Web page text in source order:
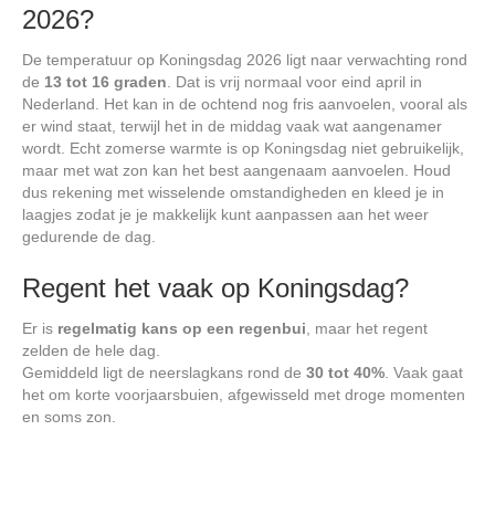
2026?
De temperatuur op Koningsdag 2026 ligt naar verwachting rond
de 13 tot 16 graden. Dat is vrij normaal voor eind april in
Nederland. Het kan in de ochtend nog fris aanvoelen, vooral als
er wind staat, terwijl het in de middag vaak wat aangenamer
wordt. Echt zomerse warmte is op Koningsdag niet gebruikelijk,
maar met wat zon kan het best aangenaam aanvoelen. Houd
dus rekening met wisselende omstandigheden en kleed je in
laagjes zodat je je makkelijk kunt aanpassen aan het weer
gedurende de dag.
Regent het vaak op Koningsdag?
Er is regelmatig kans op een regenbui, maar het regent
zelden de hele dag.
Gemiddeld ligt de neerslagkans rond de 30 tot 40%. Vaak gaat
het om korte voorjaarsbuien, afgewisseld met droge momenten
en soms zon.